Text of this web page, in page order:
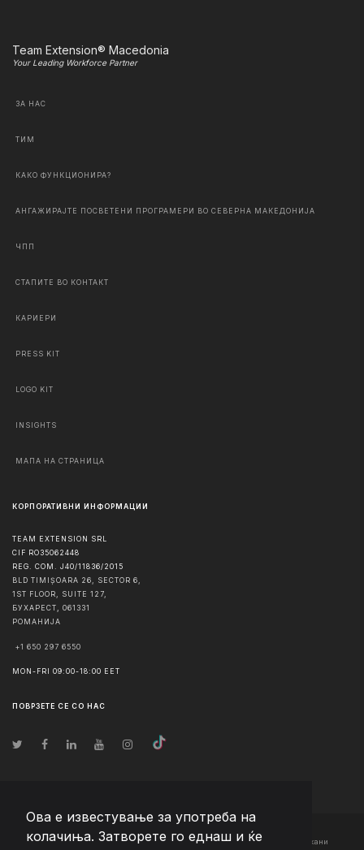
Ова е известување за употреба на
колачиња. Затворете го еднаш и ќе
Team Extension® Macedonia
Your Leading Workforce Partner
ЗА НАС
ТИМ
КАКО ФУНКЦИОНИРА?
АНГАЖИРАЈТЕ ПОСВЕТЕНИ ПРОГРАМЕРИ ВО СЕВЕРНА МАКЕДОНИЈА
ЧПП
СТАПИТЕ ВО КОНТАКТ
КАРИЕРИ
PRESS KIT
LOGO KIT
INSIGHTS
МАПА НА СТРАНИЦА
КОРПОРАТИВНИ ИНФОРМАЦИИ
TEAM EXTENSION SRL
CIF RO35062448
REG. COM. J40/11836/2015
BLD TIMIȘOARA 26, SECTOR 6,
1ST FLOOR, SUITE 127,
БУХАРЕСТ
061331
РОМАНИЈА
+1 650 297 6550
MON-FRI 09:00-18:00 EET
ПОВРЗЕТЕ СЕ СО НАС
© Авторско право2026 Team Extension Macedonia - Сите права задржани